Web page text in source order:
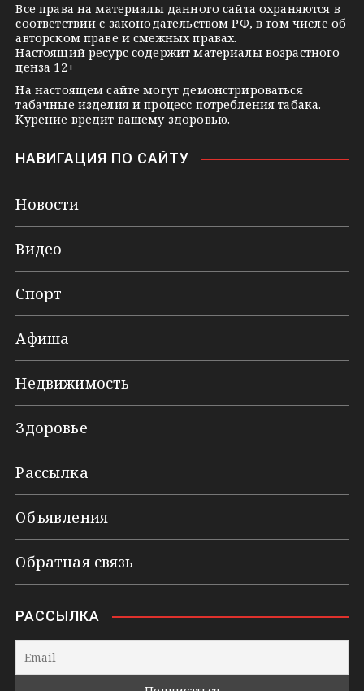
k
i
Все права на материалы данного сайта охраняются в
соответствии с законодательством РФ, в том числе об
авторском праве и смежных правах.
Настоящий ресурс содержит материалы возрастного
ценза 12+
На настоящем сайте могут демонстрироваться
табачные изделия и процесс потребления табака.
Курение вредит вашему здоровью.
НАВИГАЦИЯ ПО САЙТУ
Новости
Видео
Спорт
Афиша
Недвижимость
Здоровье
Рассылка
Объявления
Обратная связь
РАССЫЛКА